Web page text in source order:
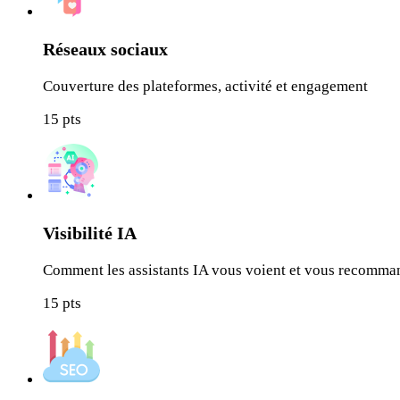
Réseaux sociaux
Couverture des plateformes, activité et engagement
15 pts
Visibilité IA
Comment les assistants IA vous voient et vous
15 pts